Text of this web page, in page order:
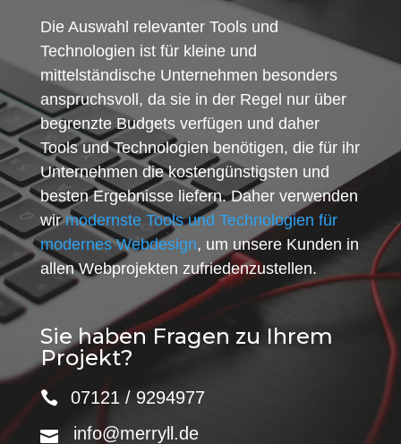
Die Auswahl relevanter Tools und
Technologien ist für kleine und
mittelständische Unternehmen besonders
anspruchsvoll, da sie in der Regel nur über
begrenzte Budgets verfügen und daher
Tools und Technologien benötigen, die für ihr
Unternehmen die kostengünstigsten und
besten Ergebnisse liefern. Daher verwenden
wirmodernste Tools und Technologien für
modernes Webdesign, um unsere Kunden in
allen Webprojekten zufriedenzustellen.
Sie haben Fragen zu Ihrem
Projekt?
07121 / 9294977
info@merryll.de